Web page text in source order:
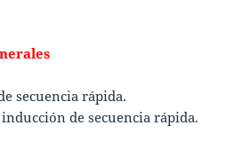
secuencia rápida.
de secuencia rápida.